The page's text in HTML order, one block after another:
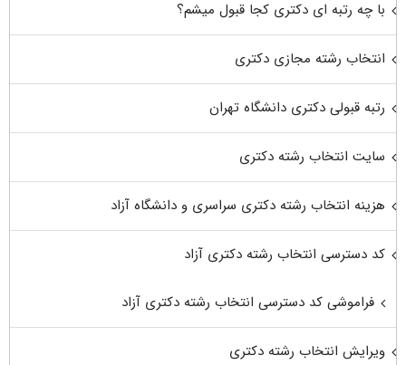
با چه رتبه ای دکتری کجا قبول میشم؟
انتخاب رشته مجازی دکتری
رتبه قبولی دکتری دانشگاه تهران
سایت انتخاب رشته دکتری
هزینه انتخاب رشته دکتری سراسری و دانشگاه آزاد
کد دسترسی انتخاب رشته دکتری آزاد
فراموشی کد دسترسی انتخاب رشته دکتری آزاد
ویرایش انتخاب رشته دکتری